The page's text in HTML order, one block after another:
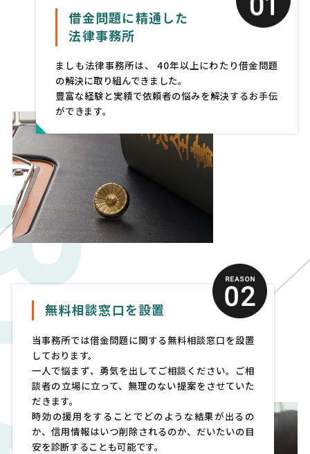
借金問題に精通した
法律事務所
ましも法律事務所は、
40年以上にわたり借金問題
の解決に取り組んできました。
豊富な経験と実績で依頼者の悩みを解決するお手伝
ができます。
無料相談窓口を設置
当事務所では借金問題に関する無料相談窓口を設置
しております。
一人で悩まず、勇気を出してご相談ください。ご相
談者の立場に立って、無理のない提案をさせていた
だきます。
時効の援用をすることでどのような結果が出るの
か、信用情報はいつ削除されるのか、だいたいの目
安を診断することも可能です。